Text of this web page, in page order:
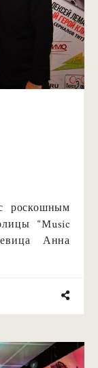
роскошным
“Music
Анна